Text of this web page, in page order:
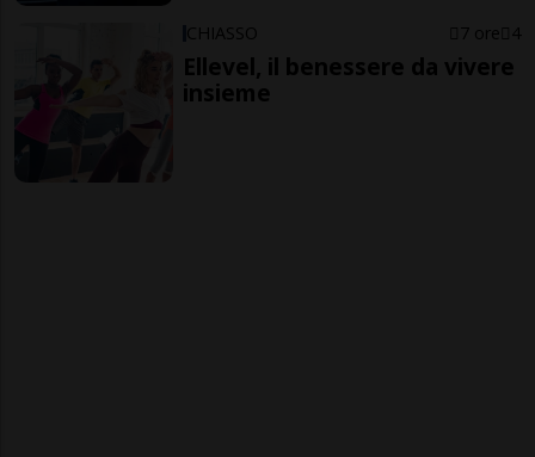
CHIASSO 7 ore 4
Ellevel, il benessere da vivere
insieme